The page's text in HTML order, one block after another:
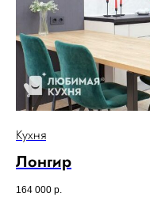
Кухня
Лонгир
164 000 р.